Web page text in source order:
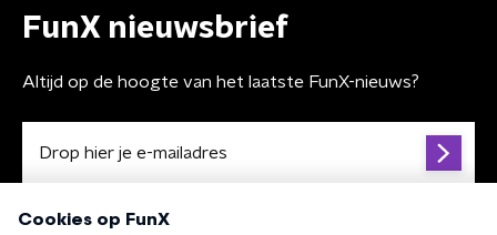
FunX nieuwsbrief
Altijd op de hoogte van het laatste FunX-nieuws?